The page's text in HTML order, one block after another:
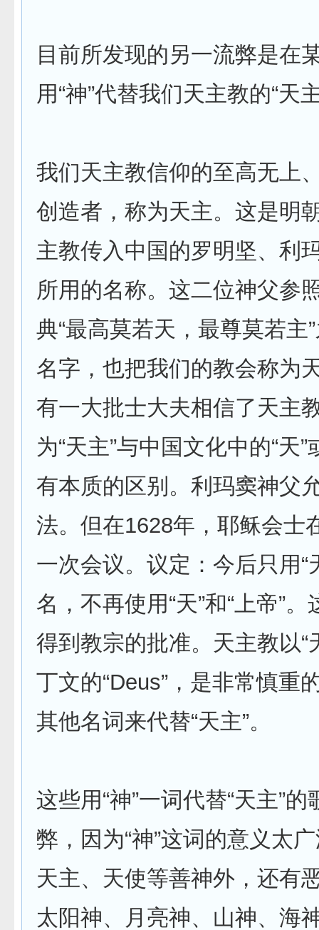
目前所发现的另一流弊是在
用“神”代替我们天主教的“天
我们天主教信仰的至高无上
创造者，称为天主。这是明
主教传入中国的罗明坚、利
所用的名称。这二位神父参
典“最高莫若天，最尊莫若主
名字，也把我们的教会称为
有一大批士大夫相信了天主
为“天主”与中国文化中的“天”
有本质的区别。利玛窦神父
法。但在1628年，耶稣会士
一次会议。议定：今后只用“
名，不再使用“天”和“上帝”
得到教宗的批准。天主教以“
丁文的“Deus”，是非常慎重
其他名词来代替“天主”。
这些用“神”一词代替“天主”
弊，因为“神”这词的意义太
天主、天使等善神外，还有
太阳神、月亮神、山神、海